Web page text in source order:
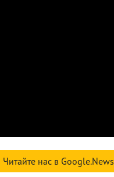
Читайте нас в Google.News